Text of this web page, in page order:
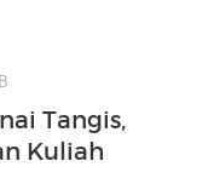
Tangis,
Kuliah